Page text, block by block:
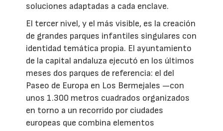
soluciones adaptadas a cada enclave.
El tercer nivel, y el más visible, es la creación
de grandes parques infantiles singulares con
identidad temática propia. El ayuntamiento
de la capital andaluza ejecutó en los últimos
meses dos parques de referencia: el del
Paseo de Europa en Los Bermejales —con
unos 1.300 metros cuadrados organizados
en torno a un recorrido por ciudades
europeas que combina elementos